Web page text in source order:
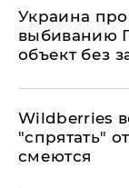
Украина
выбиванию
объект без
Wildberries
"спрятать"
смеются